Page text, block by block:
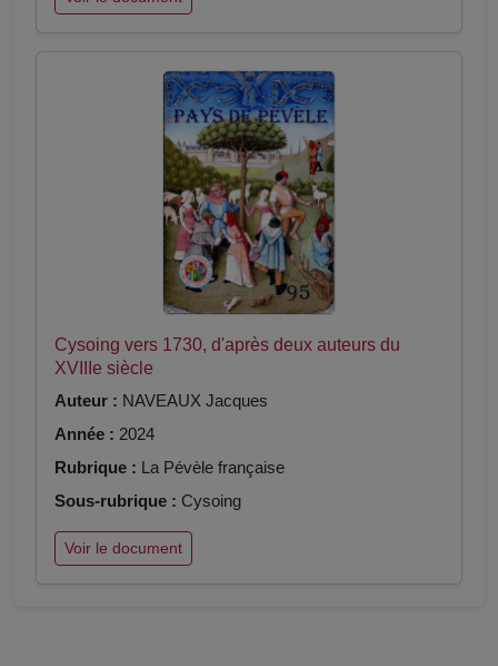
Cysoing vers 1730, d'après deux auteurs du
XVIIIe siècle
Auteur : NAVEAUX Jacques
Année : 2024
Rubrique : La Pévèle française
Sous-rubrique : Cysoing
Voir le document